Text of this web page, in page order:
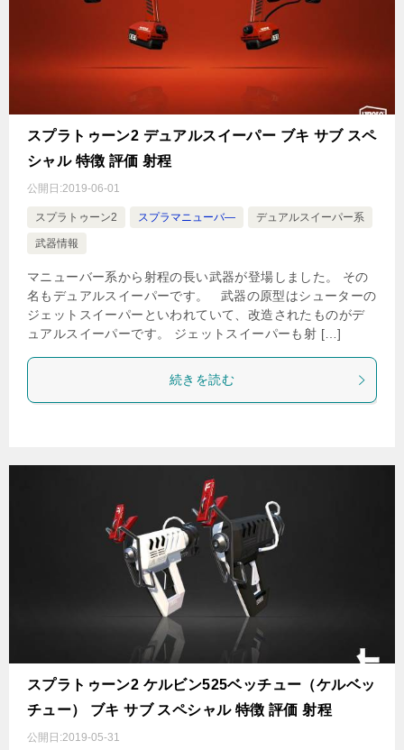
スプラトゥーン2 デュアルスイーパー ブキ サブ スペ
シャル 特徴 評価 射程
公開日:2019-06-01
スプラトゥーン2 スプラマニューバ― デュアルスイーパー系
武器情報
マニューバー系から射程の長い武器が登場しました。 その
名もデュアルスイーパーです。 武器の原型はシューターの
ジェットスイーパーといわれていて、改造されたものがデ
ュアルスイーパーです。 ジェットスイーパーも射 […]
続きを読む
スプラトゥーン2 ケルビン525ベッチュー（ケルベッ
チュー） ブキ サブ スペシャル 特徴 評価 射程
公開日:2019-05-31